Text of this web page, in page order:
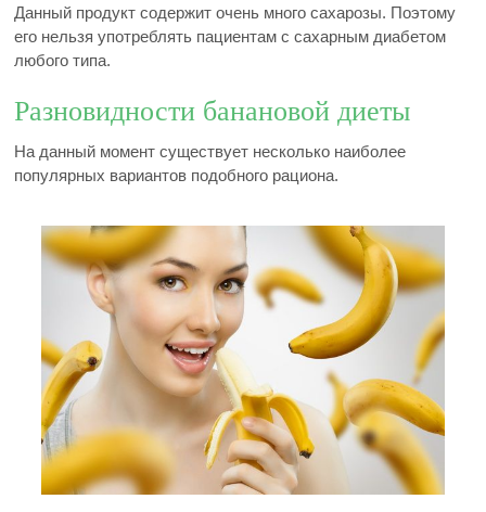
Данный продукт содержит очень много сахарозы. Поэтому
его нельзя употреблять пациентам с сахарным диабетом
любого типа.
Разновидности банановой диеты
На данный момент существует несколько наиболее
популярных вариантов подобного рациона.